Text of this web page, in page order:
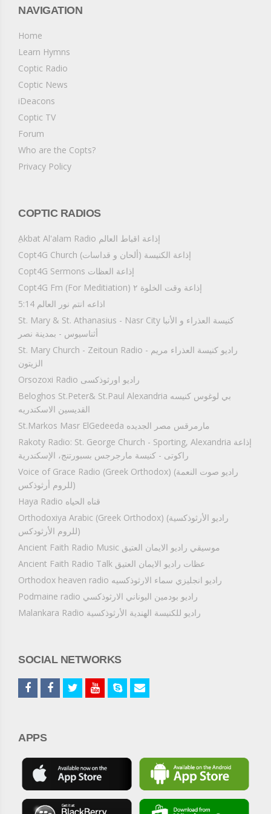
-يقول الرب- إن مرضاتي ليست بموت الخاطئ، بل أن يرجع فيحيا"
(حزقيال 33: 11)، "لأن خطاياه لن أذكرها من بعد" (عبرانيين 10: 17)،NAVIGATION
Home
Learn Hymns
Coptic Radio
Coptic News
iDeacons
Coptic TV
Forum
Who are the Copts?
Privacy Policy
COPTIC RADIOS
ِAkbat Al'alam Radio إذاعة اقباط العالم
Copt4G Church إذاعة الكنيسة (ألحان و قداسات)
Copt4G Sermons إذاعة العظات
Copt4G Fm (For Meditiation) إذاعة وقت الخلوة ٢
5:14 اذاعه انتم نور العالم
St. Mary & St. Athanasius - Nasr City كنيسة العذراء و الأنبا
أثناسيوس - بمدينة نصر
St. Mary Church - Zeitoun Radio راديو كنيسة العذراء مريم -
الزيتون
Orsozoxi Radio راديو اورثوذكسى
Beloghos St.Peter& St.Paul Alexandria بي لوغوس كنيسه
القديسين الاسكندريه
St.Markos Masr ElGedeeda مارمرقس مصر الجديده
Rakoty Radio: St. George Church - Sporting, Alexandria إذاعة
راكوتى - كنيسة مارجرجس بسبورتنج، الإسكندرية
Voice of Grace Radio (Greek Orthodox) (راديو صوت النعمة
(للروم أرثوذكس
Haya Radio قناه الحياه
Orthodoxiya Arabic (Greek Orthodox) (راديو الأرثوذكسية
(للروم الأرثودكس
Ancient Faith Radio Music موسيقي راديو الايمان العتيق
Ancient Faith Radio Talk عظات راديو الايمان العتيق
Orthodox heaven radio راديو انجليزي سماء الارثوذكسيه
Podmaine radio راديو بودمين اليوناني الارثوذكسي
Malankara Radio راديو للكنيسة الهندية الأرثوذكسية
SOCIAL NETWORKS
APPS